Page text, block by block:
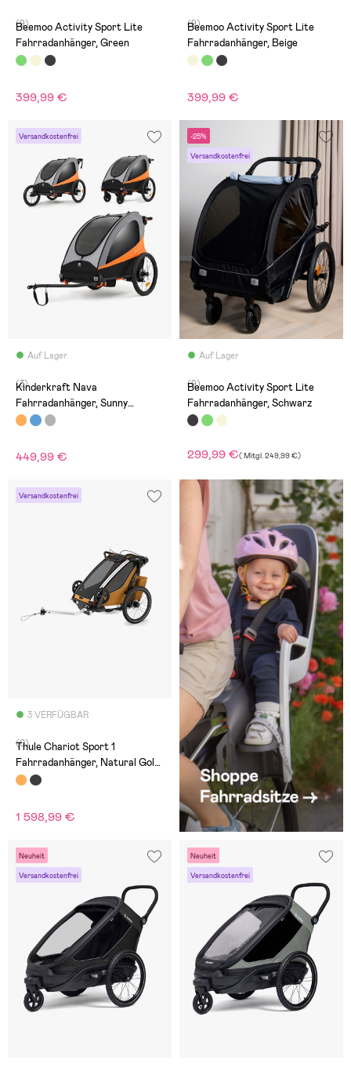
(9)
Beemoo Activity Sport Lite
Fahrradanhänger, Green
399,99 €
(9)
Beemoo Activity Sport Lite
Fahrradanhänger, Beige
399,99 €
Versandkostenfrei
Auf Lager
(3)
Kinderkraft Nava
Fahrradanhänger, Sunny
Orange
449,99 €
-25%
Versandkostenfrei
Auf Lager
(9)
Beemoo Activity Sport Lite
Fahrradanhänger, Schwarz
299,99 €(Mitgl.249,99 €)
Versandkostenfrei
3 VERFÜGBAR
(0)
Thule Chariot Sport 1
Fahrradanhänger, Natural Gold
G3
1 598,99 €
Neuheit
Versandkostenfrei
Neuheit
Versandkostenfrei